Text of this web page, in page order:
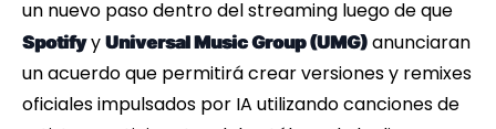
un nuevo paso dentro del streaming luego de que
Spotifyy Universal Music Group (UMG) anunciaran
un acuerdo que permitirá crear versiones y remixes
oficiales impulsados por IA utilizando canciones de